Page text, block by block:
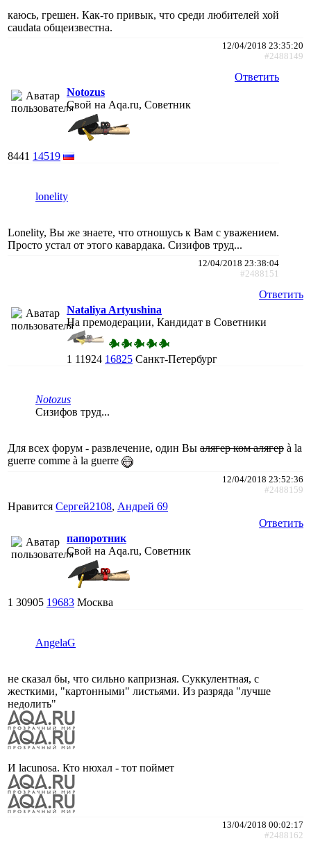
каюсь, грешен. Как-то привык, что среди любителей хой
caudata общеизвестна.
12/04/2018 23:35:20
#2488149
Ответить
Notozus
Свой на Aqa.ru, Советник
8441 14519
lonelity
Lonelity, Вы же знаете, что отношусь к Вам с уважением.
Просто устал от этого кавардака. Сизифов труд...
12/04/2018 23:38:04
#2488151
Ответить
Nataliya Artyushina
На премодерации, Кандидат в Советники
1 11924 16825 Санкт-Петербург
Notozus
Сизифов труд...
Для всех форум - развлечение, один Вы алягер ком алягер à la
guerre comme à la guerre
12/04/2018 23:52:36
#2488159
Нравится Сергей2108, Андрей 69
Ответить
папоротник
Свой на Aqa.ru, Советник
1 30905 19683 Москва
AngelaG
не сказал бы, что сильно капризная. Суккулентная, с
жесткими, "картонными" листьями. Из разряда "лучше
недолить"
И lacunosa. Кто нюхал - тот поймет
13/04/2018 00:02:17
#2488162